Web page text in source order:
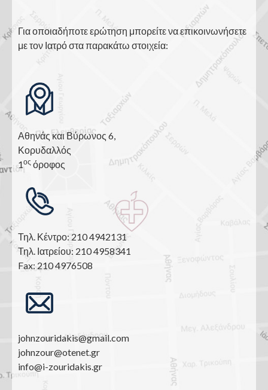
Για οποιαδήποτε ερώτηση μπορείτε να επικοινωνήσετε
με τον Ιατρό στα παρακάτω στοιχεία:
Αθηνάς και Βύρωνος 6,
Κορυδαλλός
1ος όροφος
Τηλ. Κέντρο: 210 4942131
Τηλ. Ιατρείου: 210 4958341
Fax: 210 4976508
johnzouridakis@gmail.com
johnzour@otenet.gr
info@i-zouridakis.gr